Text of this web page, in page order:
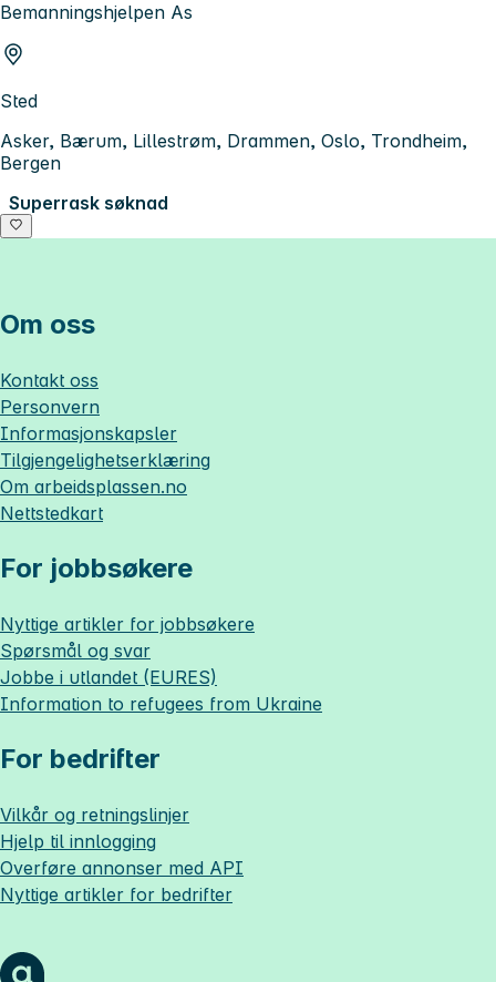
Bemanningshjelpen As
Sted
Asker, Bærum, Lillestrøm, Drammen, Oslo, Trondheim,
Bergen
Superrask søknad
Om oss
Kontakt oss
Personvern
Informasjonskapsler
Tilgjengelighetserklæring
Om arbeidsplassen.no
Nettstedkart
For jobbsøkere
Nyttige artikler for jobbsøkere
Spørsmål og svar
Jobbe i utlandet (EURES)
Information to refugees from Ukraine
For bedrifter
Vilkår og retningslinjer
Hjelp til innlogging
Overføre annonser med API
Nyttige artikler for bedrifter